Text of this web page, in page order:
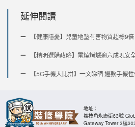
延伸閱讀
【健康隱憂】兒童地墊有害物質超標9
【精明選購政略】電燒烤爐逾六成現安
【5G手機大比拼】一文睇晒 邊款手機
地址：
荔枝角永康街63號
Gateway Tower 3樓